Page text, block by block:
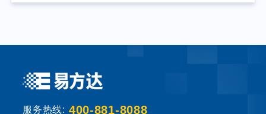
提供固定收益预期的金融工具，当您购买基金
基金销售机构根据法规要求对投资者类别、风
险承受能力和基金的风险等级进行划分，并提
服务热线: 400-881-8088